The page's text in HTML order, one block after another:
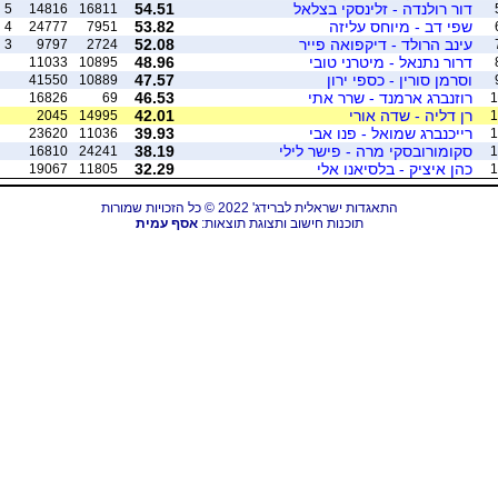
דור רולנדה - זלינסקי בצלאל 54.51
16811
14816
5
שפי דב - מיוחס עליזה 53.82
7951
24777
4
עינב הרולד - דיקפואה פייר 52.08
2724
9797
3
דרור נתנאל - מיטרני טובי 48.96
10895
11033
וסרמן סורין - כספי ירון 47.57
10889
41550
רוזנברג ארמנד - שרר אתי 46.53
69
16826
רן דליה - שדה אורי 42.01
14995
2045
רייכנברג שמואל - פנו אבי 39.93
11036
23620
סקומורובסקי מרה - פישר לילי 38.19
24241
16810
כהן איציק - בלסיאנו אלי 32.29
11805
19067
התאגדות ישראלית לברידג' 2022 © כל הזכויות שמורות
תוכנות חישוב ותצוגת תוצאות:אסף עמית